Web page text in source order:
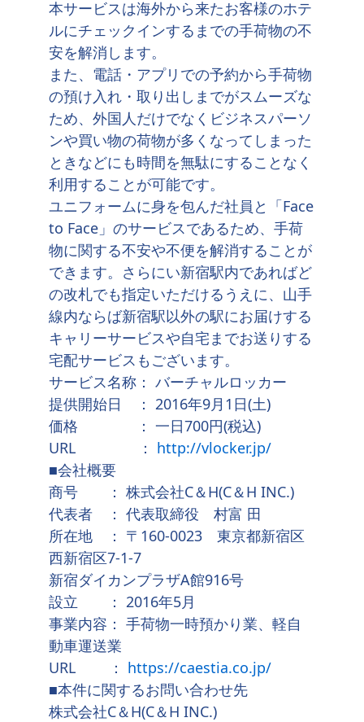
本サービスは海外から来たお客様のホテ
ルにチェックインするまでの手荷物の不
安を解消します。
また、電話・アプリでの予約から手荷物
の預け入れ・取り出しまでがスムーズな
ため、外国人だけでなくビジネスパーソ
ンや買い物の荷物が多くなってしまった
ときなどにも時間を無駄にすることなく
利用することが可能です。
ユニフォームに身を包んだ社員と「Face
to Face」のサービスであるため、手荷
物に関する不安や不便を解消することが
できます。さらにい新宿駅内であればど
の改札でも指定いただけるうえに、山手
線内ならば新宿駅以外の駅にお届けする
キャリーサービスや自宅までお送りする
宅配サービスもございます。
サービス名称： バーチャルロッカー
提供開始日 ： 2016年9月1日(土)
価格 ： 一日700円(税込)
URL ： http://vlocker.jp/
■会社概要
商号 ： 株式会社C＆H(C＆H INC.)
代表者 ： 代表取締役 村富 田
所在地 ： 〒160-0023 東京都新宿区
西新宿区7-1-7
新宿ダイカンプラザA館916号
設立 ： 2016年5月
事業内容： 手荷物一時預かり業、軽自
動車運送業
URL ： https://caestia.co.jp/
■本件に関するお問い合わせ先
株式会社C＆H(C＆H INC.)